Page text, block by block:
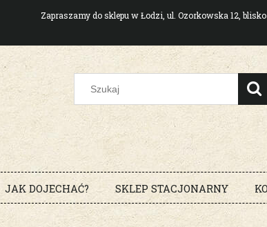
Zapraszamy do sklepu w Łodzi, ul. Ozorkowska 12,
JAK DOJECHAĆ? SKLEP STACJONARNY